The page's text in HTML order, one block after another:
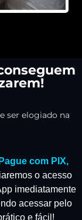
ser elogiado na
Pague com PIX,
o acesso
imediatamente
acessar pelo
e fácil!